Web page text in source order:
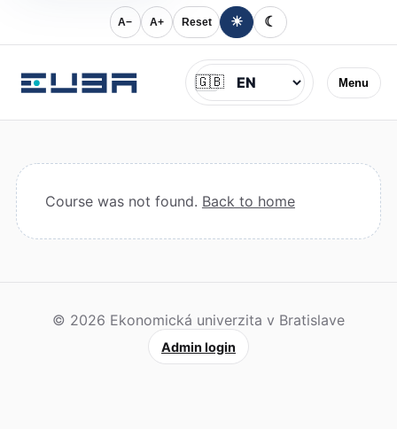
A− A+ Reset ☀ ☾
Menu
Jazyk
🇬🇧
Course was not found. Back to home
© 2026 Ekonomická univerzita v Bratislave
Admin login